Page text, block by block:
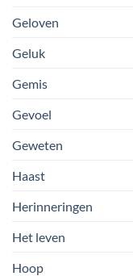
Geloven
Geluk
Gemis
Gevoel
Geweten
Haast
Herinneringen
Het leven
Hoop